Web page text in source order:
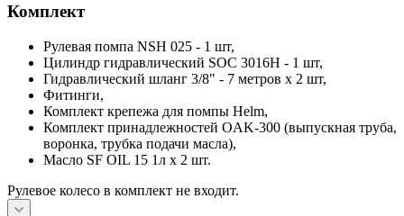
Комплект
Рулевая помпа NSH 025 - 1 шт,
Цилиндр гидравлический SOC 3016H - 1 шт,
Гидравлический шланг 3/8" - 7 метров х 2 шт,
Фитинги,
Комплект крепежа для помпы Helm,
Комплект принадлежностей OAK-300 (выпускная труба,
воронка, трубка подачи масла),
Масло SF OIL 15 1л х 2 шт.
Рулевое колесо в комплект не входит.